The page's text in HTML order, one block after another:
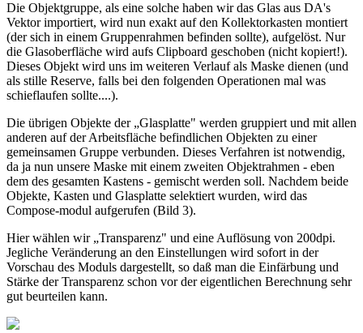
Die Objektgruppe, als eine solche haben wir das Glas aus DA's
Vektor importiert, wird nun exakt auf den Kollektorkasten montiert
(der sich in einem Gruppenrahmen befinden sollte), aufgelöst. Nur
die Glasoberfläche wird aufs Clipboard geschoben (nicht kopiert!).
Dieses Objekt wird uns im weiteren Verlauf als Maske dienen (und
als stille Reserve, falls bei den folgenden Operationen mal was
schieflaufen sollte....).
Die übrigen Objekte der „Glasplatte" werden gruppiert und mit allen
anderen auf der Arbeitsfläche befindlichen Objekten zu einer
gemeinsamen Gruppe verbunden. Dieses Verfahren ist notwendig,
da ja nun unsere Maske mit einem zweiten Objektrahmen - eben
dem des gesamten Kastens - gemischt werden soll. Nachdem beide
Objekte, Kasten und Glasplatte selektiert wurden, wird das
Compose-modul aufgerufen (Bild 3).
Hier wählen wir „Transparenz" und eine Auflösung von 200dpi.
Jegliche Veränderung an den Einstellungen wird sofort in der
Vorschau des Moduls dargestellt, so daß man die Einfärbung und
Stärke der Transparenz schon vor der eigentlichen Berechnung sehr
gut beurteilen kann.